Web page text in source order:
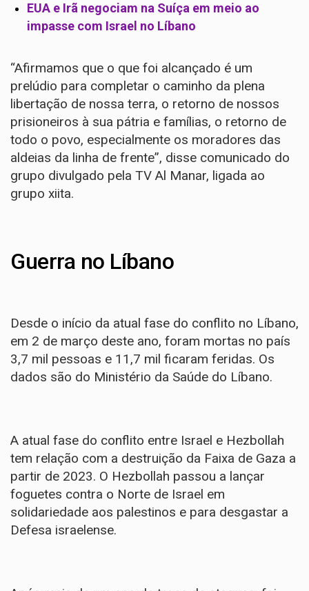
EUA e Irã negociam na Suíça em meio ao
impasse com Israel no Líbano
“Afirmamos que o que foi alcançado é um
prelúdio para completar o caminho da plena
libertação de nossa terra, o retorno de nossos
prisioneiros à sua pátria e famílias, o retorno de
todo o povo, especialmente os moradores das
aldeias da linha de frente”, disse comunicado do
grupo divulgado pela TV Al Manar, ligada ao
grupo xiita.
Guerra no Líbano
Desde o início da atual fase do conflito no Líbano,
em 2 de março deste ano, foram mortas no país
3,7 mil pessoas e 11,7 mil ficaram feridas. Os
dados são do Ministério da Saúde do Líbano.
A atual fase do conflito entre Israel e Hezbollah
tem relação com a destruição da Faixa de Gaza a
partir de 2023. O Hezbollah passou a lançar
foguetes contra o Norte de Israel em
solidariedade aos palestinos e para desgastar a
Defesa israelense.